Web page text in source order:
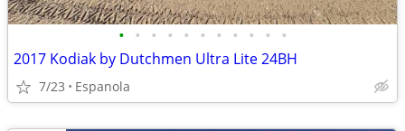
• • • • • • • • • • •
2017 Kodiak by Dutchmen Ultra Lite 24BH
7/23 Espanola